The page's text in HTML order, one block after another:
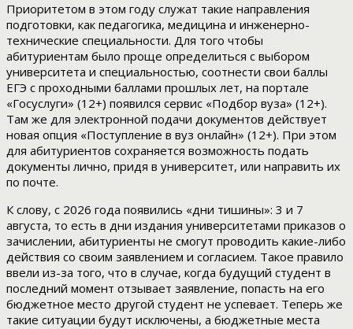
Приоритетом в этом году служат такие направления
подготовки, как педагогика, медицина и инженерно-
технические специальности. Для того чтобы
абитуриентам было проще определиться с выбором
университета и специальностью, соотнести свои баллы
ЕГЭ с проходными баллами прошлых лет, на портале
«Госуслуги» (12+) появился сервис «Подбор вуза» (12+).
Там же для электронной подачи документов действует
новая опция «Поступление в вуз онлайн» (12+). При этом
для абитуриентов сохраняется возможность подать
документы лично, придя в университет, или направить их
по почте.
К слову, с 2026 года появились «дни тишины»: 3 и 7
августа, то есть в дни издания университетами приказов о
зачислении, абитуриенты не смогут проводить какие-либо
действия со своим заявлением и согласием. Такое правило
ввели из-за того, что в случае, когда будущий студент в
последний момент отзывает заявление, попасть на его
бюджетное место другой студент не успевает. Теперь же
такие ситуации будут исключены, а бюджетные места